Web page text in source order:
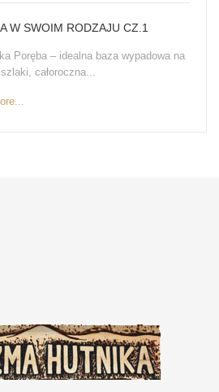
W SWOIM RODZAJU CZ.1
Poręba – idealna baza wypadowa na
całoroczna...